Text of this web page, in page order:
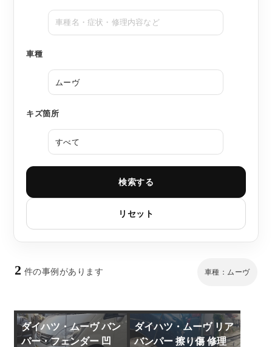
車種
キズ箇所
検索する
リセット
2 件の事例があります 車種：ムーヴ
ダイハツ・ムーヴ バン
パー・フェンダー 凹
ダイハツ・ムーヴ リア
バンパー 擦り傷 修理